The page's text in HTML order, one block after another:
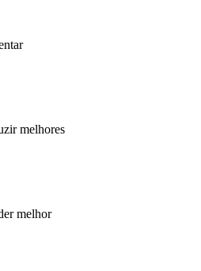
melhores
melhor